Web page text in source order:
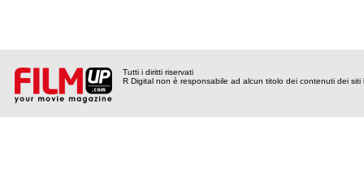
Tutti i diritti riservati
R Digital non è responsabile ad alcun titolo dei contenuti dei siti